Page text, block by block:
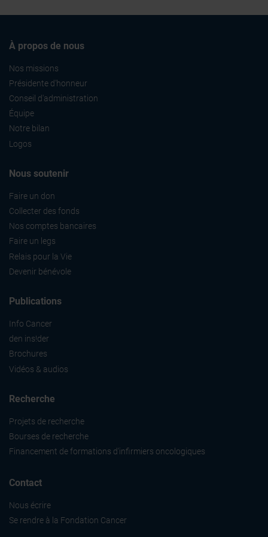
À propos de nous
Nos missions
Présidente d'honneur
Conseil d'administration
Équipe
Notre bilan
Logos
Nous soutenir
Faire un don
Collecter des fonds
Nos comptes bancaires
Faire un legs
Relais pour la Vie
Devenir bénévole
Publications
Info Cancer
den ins!der
Brochures
Vidéos & audios
Recherche
Projets de recherche
Bourses de recherche
Financement de formations d'infirmiers oncologiques
Contact
Nous écrire
Se rendre à la Fondation Cancer